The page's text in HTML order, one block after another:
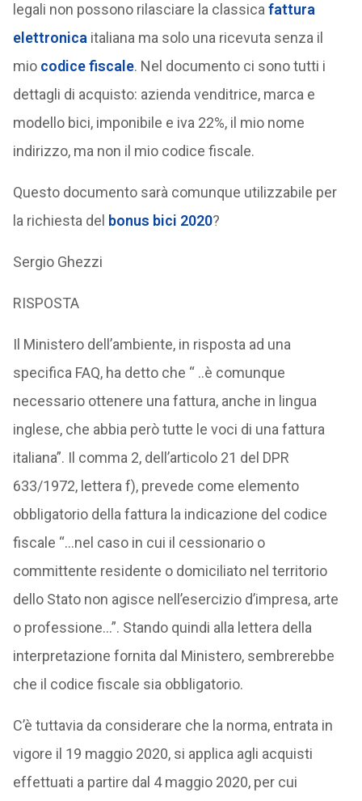
legali non possono rilasciare la classica fattura
elettronica italiana ma solo una ricevuta senza il
mio codice fiscale. Nel documento ci sono tutti i
dettagli di acquisto: azienda venditrice, marca e
modello bici, imponibile e iva 22%, il mio nome
indirizzo, ma non il mio codice fiscale.
Questo documento sarà comunque utilizzabile per
la richiesta del bonus bici 2020?
Sergio Ghezzi
RISPOSTA
Il Ministero dell’ambiente, in risposta ad una
specifica FAQ, ha detto che “ ..è comunque
necessario ottenere una fattura, anche in lingua
inglese, che abbia però tutte le voci di una fattura
italiana”. Il comma 2, dell’articolo 21 del DPR
633/1972, lettera f), prevede come elemento
obbligatorio della fattura la indicazione del codice
fiscale “…nel caso in cui il cessionario o
committente residente o domiciliato nel territorio
dello Stato non agisce nell’esercizio d’impresa, arte
o professione…”. Stando quindi alla lettera della
interpretazione fornita dal Ministero, sembrerebbe
che il codice fiscale sia obbligatorio.
C’è tuttavia da considerare che la norma, entrata in
vigore il 19 maggio 2020, si applica agli acquisti
effettuati a partire dal 4 maggio 2020, per cui